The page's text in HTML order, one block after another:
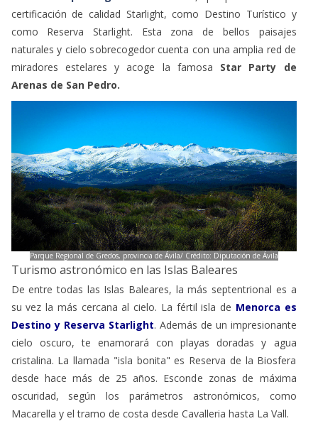
certificación de calidad Starlight, como Destino Turístico y
como Reserva Starlight. Esta zona de bellos paisajes
naturales y cielo sobrecogedor cuenta con una amplia red de
miradores estelares y acoge la famosa Star Party de
Arenas de San Pedro.
Parque Regional de Gredos, provincia de Ávila/ Crédito: Diputación de Ávila
Turismo astronómico en las Islas Baleares
De entre todas las Islas Baleares, la más septentrional es a
su vez la más cercana al cielo. La fértil isla de Menorca es
Destino y Reserva Starlight. Además de un impresionante
cielo oscuro, te enamorará con playas doradas y agua
cristalina. La llamada "isla bonita" es Reserva de la Biosfera
desde hace más de 25 años. Esconde zonas de máxima
oscuridad, según los parámetros astronómicos, como
Macarella y el tramo de costa desde Cavalleria hasta La Vall.